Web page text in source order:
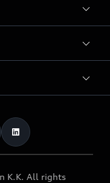
K.K. All rights